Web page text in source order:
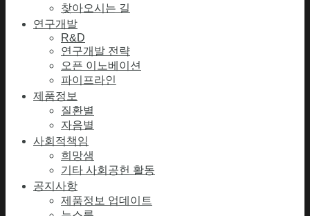
찾아오시는 길
연구개발
R&D
연구개발 전략
오픈 이노베이션
파이프라인
제품정보
질환별
자음별
사회적책임
희망샘
기타 사회공헌 활동
공지사항
제품정보 업데이트